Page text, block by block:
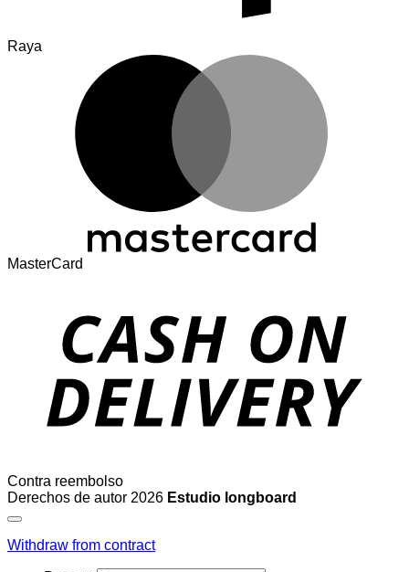
Raya
MasterCard
Contra reembolso
Derechos de autor 2026 Estudio longboard
Withdraw from contract